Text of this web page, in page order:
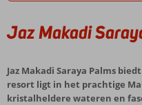
Jaz Makadi
Jaz Makadi Saraya Palms
resort ligt in het prachtige
kristalheldere wateren en